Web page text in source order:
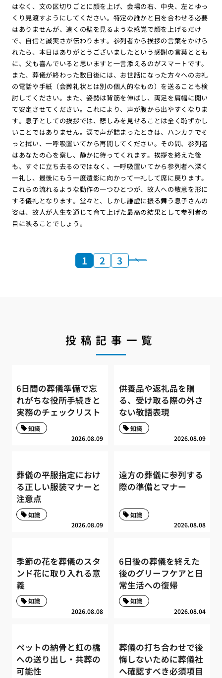
はなく、文の区切りごとに顔を上げ、会場の右、中央、左とゆっ
くり見渡すようにしてください。特定の誰かと目を合わせる必要
はありませんが、遠くの壁を見るような感覚で顔を上げるだけ
で、自信と誠実さが伝わります。参列者から挨拶の言葉をかけら
れたら、本日はありがとうございましたという感謝の言葉ととも
に、父も喜んでいると思いますと一言添えるのがスマートです。
また、葬儀が終わった数日後には、お世話になった方々へのお礼
の電話や手紙（会葬礼状とは別の個人的なもの）を送ることも検
討してください。また、姿勢は背筋を伸ばし、両足を肩幅に開い
て安定させてください。これにより、声が腹から出やすくなりま
す。息子としての挨拶では、悲しみを見せることは全く恥ずかし
いことではありません。涙で声が詰まったときは、ハンカチでそ
っと拭い、一呼吸置いてから再開してください。その間、参列者
はあなたの心を察し、静かに待ってくれます。挨拶を終えた後
も、すぐに立ち去るのではなく、一呼吸置いてから参列者へ深く
一礼し、最後にもう一度遺影に向かって一礼して席に戻ります。
これらの流れるような動作の一つひとつが、故人への敬意を形に
する儀礼となります。堂々と、しかし謙虚に振る舞う息子さんの
姿は、故人が人生を通じて育て上げた最高の結果として参列者の
目に映ることでしょう。
1 2 3
投稿記事一覧
6日間の葬儀準備で忘
れがちな役所手続きと
実務のチェックリスト
2026.08.09
知識
供養品や返礼品を贈
る、受け取る際の外さ
ない敬語表現
2026.08.09
知識
葬儀の平服指定におけ
る正しい服装マナーと
注意点
2026.08.09
知識
遠方の葬儀に参列する
際の準備とマナー
2026.08.08
知識
季節の花を葬儀のスタ
ンド花に取り入れる意
義
2026.08.08
知識
6日後の葬儀を終えた
後のグリーフケアと日
常生活への復帰
2026.08.04
知識
ペットの納骨と虹の橋
への送り出し・共葬の
可能性
葬儀の打ち合わせで後
悔しないために葬儀社
へ確認すべき必須項目